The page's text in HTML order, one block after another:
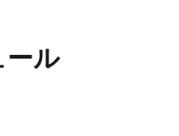
ール